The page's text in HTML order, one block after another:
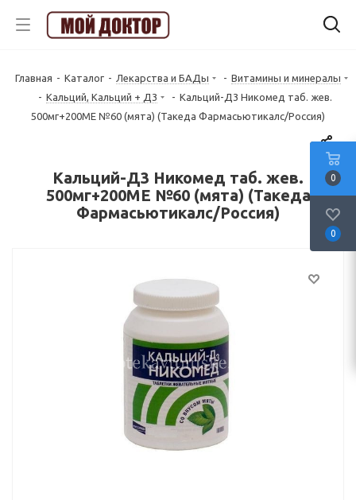
Главная - Каталог - Лекарства и БАДы - Витамины и минералы
- Кальций, Кальций + Д3 - Кальций-Д3 Никомед таб. жев.
500мг+200МЕ №60 (мята) (Такеда Фармасьютикалс/Россия)
Кальций-Д3 Никомед таб. жев.
500мг+200МЕ №60 (мята) (Такеда
Фармасьютикалс/Россия)
0
0